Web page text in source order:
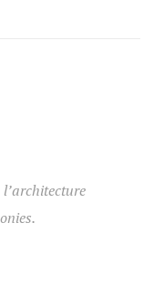
l’architecture